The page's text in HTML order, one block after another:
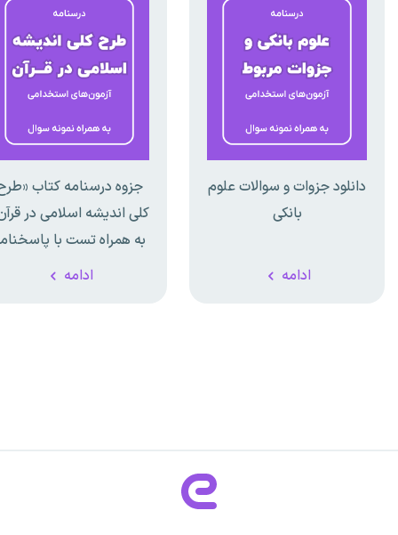
دانلود جزوات و سوالات علوم
بانکی
ادامه
جزوه درسنامه کتاب
کلی اندیشه اسلامی در
به همراه تست با
تشریحی
ادامه